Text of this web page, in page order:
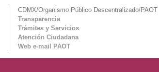
CDMX/Organismo Público Descentralizado/PAOT
Transparencia
Trámites y Servicios
Atención Ciudadana
Web e-mail PAOT